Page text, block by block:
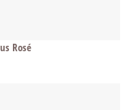
Rosé